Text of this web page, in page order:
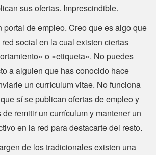
sus ofertas. Imprescindible.
portal de empleo. Creo que es algo que
social en la cual existen ciertas
o «etiqueta». No puedes
a alguien que has conocido hace
un currículum vitae. No funciona
sí se publican ofertas de empleo y
remitir un currículum y mantener un
en la red para destacarte del resto.
de los tradicionales existen una